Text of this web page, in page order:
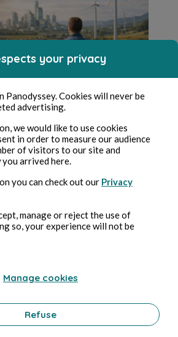
read
constructive de l'avenir
0 Comment
in Je n'en pense pas moins
your privacy
Panodyssey. Cookies will never be
advertising.
we would like to use cookies
in order to measure our audience
of visitors to our site and
arrived here.
you can check out our Privacy
manage or reject the use of
so, your experience will not be
Manage cookies
Refuse